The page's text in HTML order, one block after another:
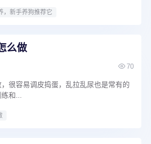
，新手养狗推荐它
么做
70
很容易调皮捣蛋，乱拉乱尿也是常有的
和...